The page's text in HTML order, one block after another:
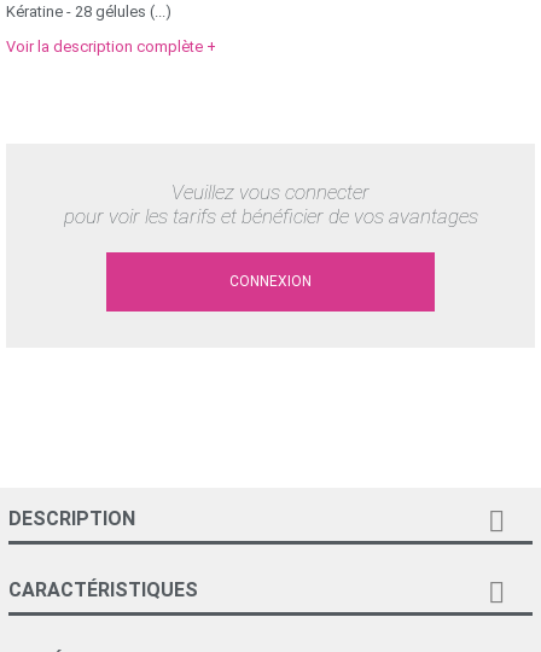
Kératine - 28 gélules (...)
Voir la description complète +
Veuillez vous connecter
pour voir les tarifs et bénéficier de vos avantages
CONNEXION
DESCRIPTION 
CARACTÉRISTIQUES 